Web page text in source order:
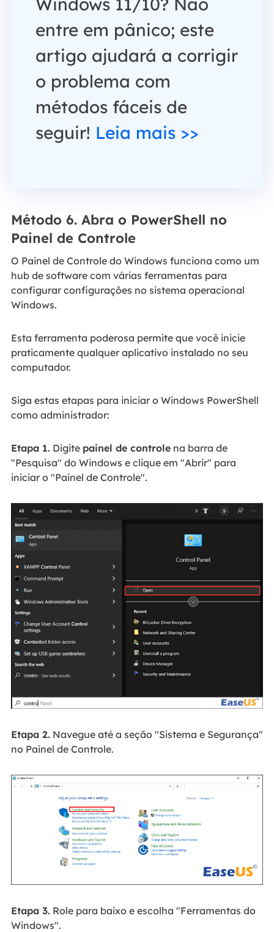
entre em pânico; este
artigo ajudará a corrigir
o problema com
métodos fáceis de
seguir! Leia mais >>
Método 6. Abra o PowerShell no
Painel de Controle
O Painel de Controle do Windows funciona como um
hub de software com várias ferramentas para
configurar configurações no sistema operacional
Windows.
Esta ferramenta poderosa permite que você inicie
praticamente qualquer aplicativo instalado no seu
computador.
Siga estas etapas para iniciar o Windows PowerShell
como administrador:
Etapa 1.Digite painel de controlena barra de
"Pesquisa" do Windows e clique em "Abrir" para
iniciar o "Painel de Controle".
Etapa 2.Navegue até a seção "Sistema e Segurança"
no Painel de Controle.
Etapa 3.Role para baixo e escolha "Ferramentas do
Windows".